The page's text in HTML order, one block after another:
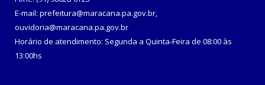
E-mail: prefeitura@maracana.pa.gov.br,
ouvidoria@maracana.pa.gov.br
Horário de atendimento: Segunda a Quinta-Feira de 08:00 às
13:00hs